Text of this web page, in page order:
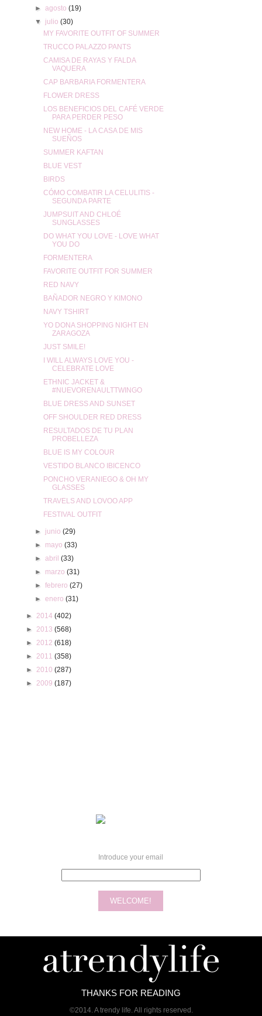
► agosto (19)
▼ julio (30)
MY FAVORITE OUTFIT OF SUMMER
TRUCCO PALAZZO PANTS
CAMISA DE RAYAS Y FALDA
VAQUERA
CAP BARBARIA FORMENTERA
FLOWER DRESS
LOS BENEFICIOS DEL CAFÉ VERDE
PARA PERDER PESO
NEW HOME - LA CASA DE MIS
SUEÑOS
SUMMER KAFTAN
BLUE VEST
BIRDS
CÓMO COMBATIR LA CELULITIS -
SEGUNDA PARTE
JUMPSUIT AND CHLOÉ
SUNGLASSES
DO WHAT YOU LOVE - LOVE WHAT
YOU DO
FORMENTERA
FAVORITE OUTFIT FOR SUMMER
RED NAVY
BAÑADOR NEGRO Y KIMONO
NAVY TSHIRT
YO DONA SHOPPING NIGHT EN
ZARAGOZA
JUST SMILE!
I WILL ALWAYS LOVE YOU -
CELEBRATE LOVE
ETHNIC JACKET &
#NUEVORENAULTTWINGO
BLUE DRESS AND SUNSET
OFF SHOULDER RED DRESS
RESULTADOS DE TU PLAN
PROBELLEZA
BLUE IS MY COLOUR
VESTIDO BLANCO IBICENCO
PONCHO VERANIEGO & OH MY
GLASSES
TRAVELS AND LOVOO APP
FESTIVAL OUTFIT
► junio (29)
► mayo (33)
► abril (33)
► marzo (31)
► febrero (27)
► enero (31)
►2014(402)
►2013(568)
►2012(618)
►2011(358)
►2010(287)
►2009(187)
Introduce your email
THANKS FOR READING
©2014. A trendy life. All rights reserved.